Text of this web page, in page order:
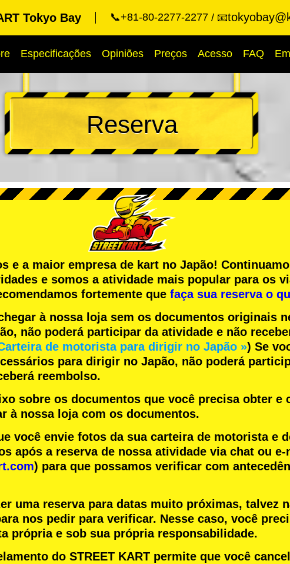
Tokyo Bay 📞+81-80-2277-2277 📧
Especificações Opiniões Preços Acesso FAQ
Reserva
e a maior empresa de kart no Japão!
e somos a atividade mais popular para os
fortemente que faça sua reserva o
à nossa loja sem os documentos originais
não poderá participar da atividade e não
de motorista para dirigir no Japão ») Se
para dirigir no Japão, não poderá
reembolso.
sobre os documentos que você precisa obter e
à nossa loja com os documentos.
você envie fotos da sua carteira de motorista e
após a reserva de nossa atividade via chat ou e-
) para que possamos verificar com
uma reserva para datas muito próximas, talvez
nos pedir para verificar. Nesse caso, você
própria e sob sua própria responsabilidade.
do STREET KART permite que você